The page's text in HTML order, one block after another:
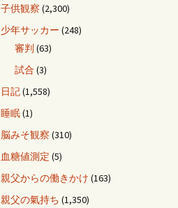
子供観察 (2,300)
少年サッカー (248)
審判 (63)
試合 (3)
日記(1,558)
睡眠(1)
脳みそ観察 (310)
血糖値測定 (5)
親父からの働きかけ (163)
親父の氣持ち (1,350)